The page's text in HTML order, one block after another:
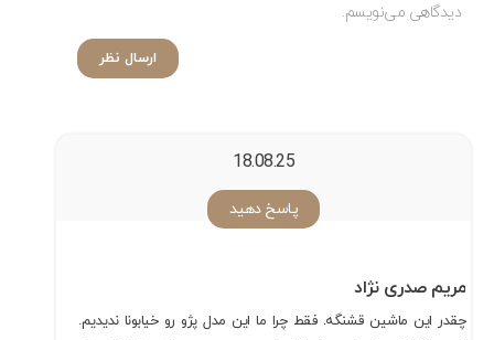
دیدگاهی می‌نویسم.
ارسال نظر
18.08.25
پاسخ دهید
مریم صدری نژاد
چقدر این ماشین قشنگه. فقط چرا ما این مدل پژو رو خیابونا ندیدیم.